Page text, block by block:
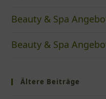
Beauty & Spa
Beauty & Spa
Ältere Beiträge